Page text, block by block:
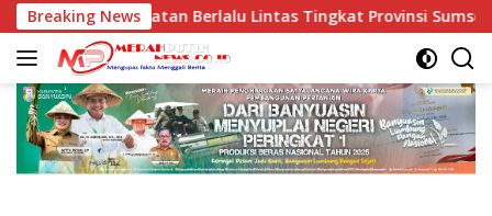
Langsung
ke
konten
Breaking News
Keselamatan Berlalu Lintas Tingkat Provinsi Sumsel, Maju ke